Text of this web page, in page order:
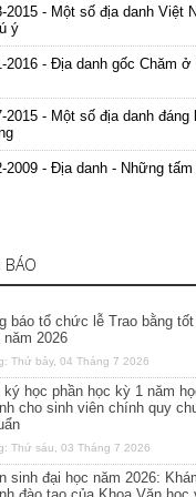
2015 - Một số địa danh Việt
ý
2016 - Địa danh gốc Chăm ở
2015 - Một số địa danh
2009 - Địa danh - Những
BÁO
báo tổ chức lễ Trao bằng tốt
2026
Thứ bảy, 04 Tháng 7 2026
ký học phần học kỳ 1 năm
cho sinh viên chính quy
Thứ sáu, 03 Tháng 7 2026
sinh đại học năm 2026: